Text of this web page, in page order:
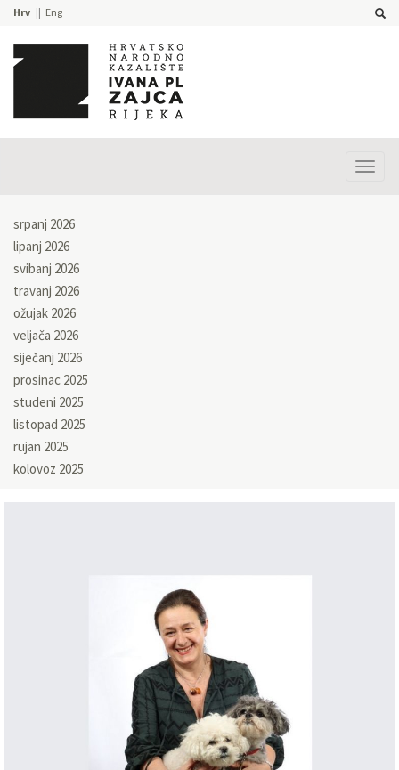
Hrv Eng
srpanj 2026
lipanj 2026
svibanj 2026
travanj 2026
ožujak 2026
veljača 2026
siječanj 2026
prosinac 2025
studeni 2025
listopad 2025
rujan 2025
kolovoz 2025